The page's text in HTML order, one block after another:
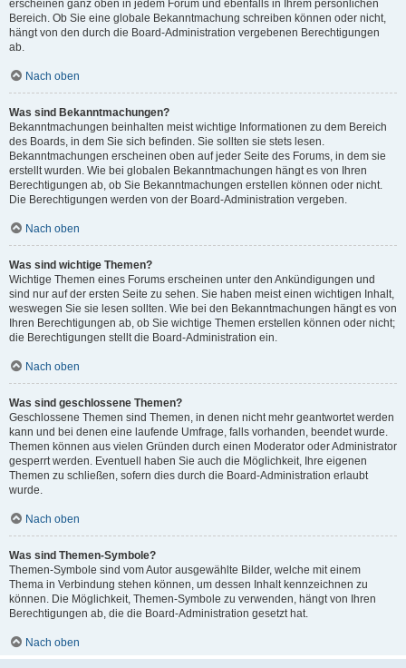
erscheinen ganz oben in jedem Forum und ebenfalls in Ihrem persönlichen
Bereich. Ob Sie eine globale Bekanntmachung schreiben können oder nicht,
hängt von den durch die Board-Administration vergebenen Berechtigungen
ab.
Nach oben
Was sind Bekanntmachungen?
Bekanntmachungen beinhalten meist wichtige Informationen zu dem Bereich
des Boards, in dem Sie sich befinden. Sie sollten sie stets lesen.
Bekanntmachungen erscheinen oben auf jeder Seite des Forums, in dem sie
erstellt wurden. Wie bei globalen Bekanntmachungen hängt es von Ihren
Berechtigungen ab, ob Sie Bekanntmachungen erstellen können oder nicht.
Die Berechtigungen werden von der Board-Administration vergeben.
Nach oben
Was sind wichtige Themen?
Wichtige Themen eines Forums erscheinen unter den Ankündigungen und
sind nur auf der ersten Seite zu sehen. Sie haben meist einen wichtigen Inhalt,
weswegen Sie sie lesen sollten. Wie bei den Bekanntmachungen hängt es von
Ihren Berechtigungen ab, ob Sie wichtige Themen erstellen können oder nicht;
die Berechtigungen stellt die Board-Administration ein.
Nach oben
Was sind geschlossene Themen?
Geschlossene Themen sind Themen, in denen nicht mehr geantwortet werden
kann und bei denen eine laufende Umfrage, falls vorhanden, beendet wurde.
Themen können aus vielen Gründen durch einen Moderator oder Administrator
gesperrt werden. Eventuell haben Sie auch die Möglichkeit, Ihre eigenen
Themen zu schließen, sofern dies durch die Board-Administration erlaubt
wurde.
Nach oben
Was sind Themen-Symbole?
Themen-Symbole sind vom Autor ausgewählte Bilder, welche mit einem
Thema in Verbindung stehen können, um dessen Inhalt kennzeichnen zu
können. Die Möglichkeit, Themen-Symbole zu verwenden, hängt von Ihren
Berechtigungen ab, die die Board-Administration gesetzt hat.
Nach oben